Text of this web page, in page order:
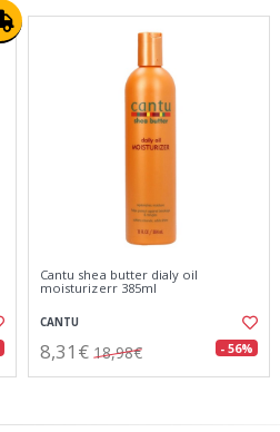
Cantu shea butter dialy oil
moisturizerr 385ml
CANTU
8,31€ 18,98€ - 56%